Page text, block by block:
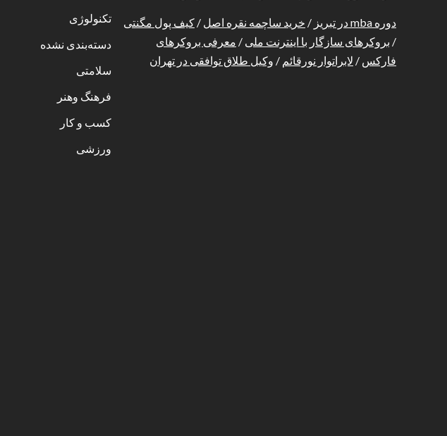
تکنولوژی
دسته‌بندی نشده
سلامتی
فرهنگ وهنر
کسب و کار
ورزشی
دوره mba در تبریز / خرید ساچمه نقره اصل / کیف پول مگنتی
/ بروکرهای سازگار با اینترنت ملی / معرفی بروکرهای
فارکس / لابراتوار نورقائم / وکیل طلاق توافقی در تهران